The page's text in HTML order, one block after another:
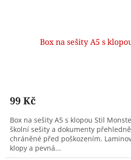
Box na sešity A5 s
99 Kč
Box na sešity A5 s klopou Stil
školní sešity a dokumenty
chráněné před poškozením.
klopy a pevná...